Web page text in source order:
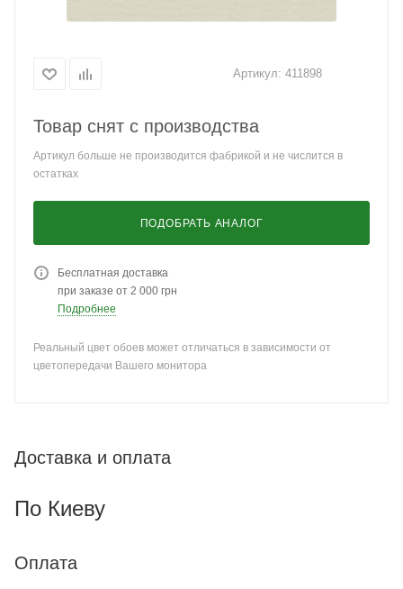
Артикул: 411898
Товар снят с производства
Артикул больше не производится фабрикой и не числится в
остатках
ПОДОБРАТЬ АНАЛОГ
Бесплатная доставка
при заказе от 2 000 грн
Подробнее
Реальный цвет обоев может отличаться в зависимости от
цветопередачи Вашего монитора
Доставка и оплата
По Киеву
Оплата